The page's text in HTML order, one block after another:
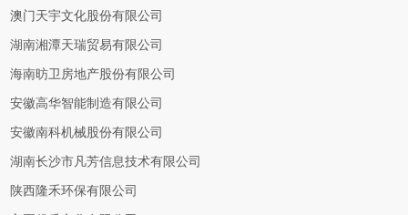
澳门天宇文化股份有限公司
湖南湘潭天瑞贸易有限公司
海南昉卫房地产股份有限公司
安徽高华智能制造有限公司
安徽南科机械股份有限公司
湖南长沙市凡芳信息技术有限公司
陕西隆禾环保有限公司